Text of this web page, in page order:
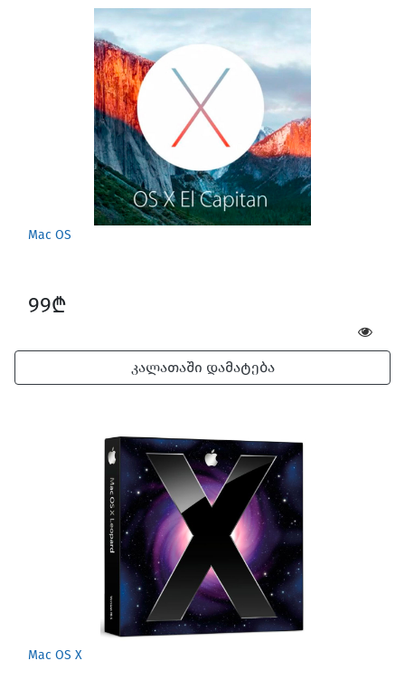
Mac OS
99₾
კალათაში დამატება
Mac OS X